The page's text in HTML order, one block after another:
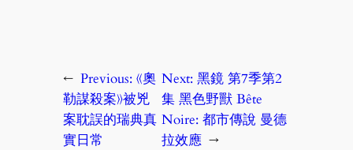
← Previous: 《奧
勒謀殺案》被兇
案耽誤的瑞典真
實日常
Next:黑鏡 第7季第2
集 黑色野獸 Bête
Noire: 都市傳說 曼德
拉效應 →